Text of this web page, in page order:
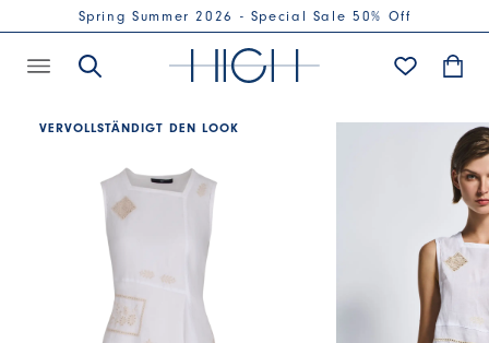
Spring Summer 2026 - Special Sale 50% Off
VERVOLLSTÄNDIGT DEN LOOK